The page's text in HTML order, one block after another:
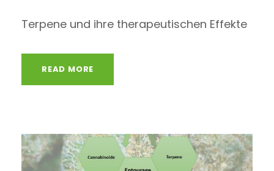
Terpene und ihre therapeutischen Effekte
READ MORE